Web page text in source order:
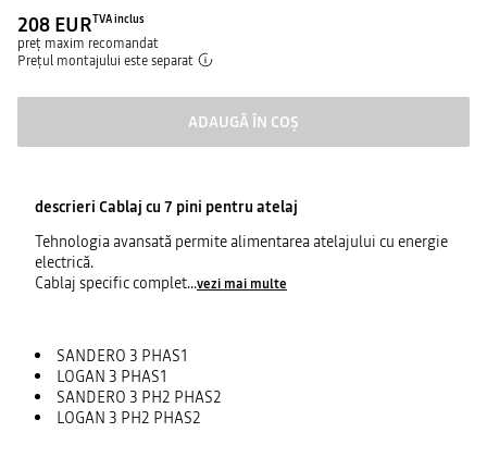
208 EURTVA inclus
preț maxim recomandat
Prețul montajului este separat
ADAUGĂ ÎN COȘ
descrieri Cablaj cu 7 pini pentru atelaj
Tehnologia avansată permite alimentarea atelajului cu energie
electrică.
Cablaj specific complet...vezi mai multe
SANDERO 3 PHAS1
LOGAN 3 PHAS1
SANDERO 3 PH2 PHAS2
LOGAN 3 PH2 PHAS2